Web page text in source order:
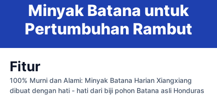
Minyak Batana untuk
Pertumbuhan Rambut
Fitur
100% Murni dan Alami: Minyak Batana Harian Xiangxiang
dibuat dengan hati - hati dari biji pohon Batana asli Honduras